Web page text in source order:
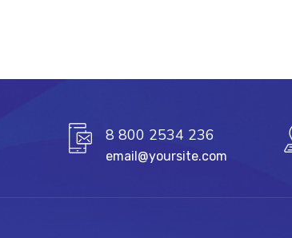
8 800 2534 236
email@yoursite.com